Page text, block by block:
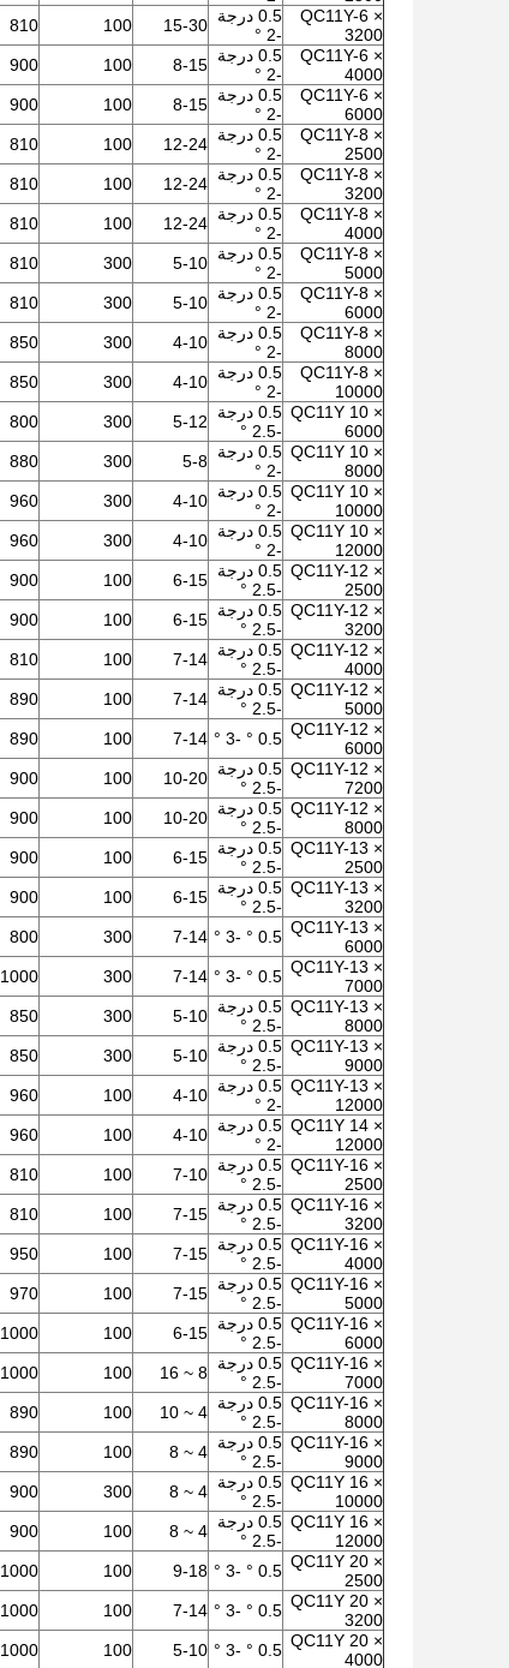
QC11Y-6 ×
3200
0.5 درجة
-2 °
15-30
100
810
QC11Y-6 ×
4000
0.5 درجة
-2 °
8-15
100
900
QC11Y-6 ×
6000
0.5 درجة
-2 °
8-15
100
900
QC11Y-8 ×
2500
0.5 درجة
-2 °
12-24
100
810
QC11Y-8 ×
3200
0.5 درجة
-2 °
12-24
100
810
QC11Y-8 ×
4000
0.5 درجة
-2 °
12-24
100
810
QC11Y-8 ×
5000
0.5 درجة
-2 °
5-10
300
810
QC11Y-8 ×
6000
0.5 درجة
-2 °
5-10
300
810
QC11Y-8 ×
8000
0.5 درجة
-2 °
4-10
300
850
QC11Y-8 ×
10000
0.5 درجة
-2 °
4-10
300
850
QC11Y 10 ×
6000
0.5 درجة
-2.5 °
5-12
300
800
QC11Y 10 ×
8000
0.5 درجة
-2 °
5-8
300
880
QC11Y 10 ×
10000
0.5 درجة
-2 °
4-10
300
960
QC11Y 10 ×
12000
0.5 درجة
-2 °
4-10
300
960
QC11Y-12 ×
2500
0.5 درجة
-2.5 °
6-15
100
900
QC11Y-12 ×
3200
0.5 درجة
-2.5 °
6-15
100
900
QC11Y-12 ×
4000
0.5 درجة
-2.5 °
7-14
100
810
QC11Y-12 ×
5000
0.5 درجة
-2.5 °
7-14
100
890
QC11Y-12 ×
6000
0.5 ° -3 °
7-14
100
890
QC11Y-12 ×
7200
0.5 درجة
-2.5 °
10-20
100
900
QC11Y-12 ×
8000
0.5 درجة
-2.5 °
10-20
100
900
QC11Y-13 ×
2500
0.5 درجة
-2.5 °
6-15
100
900
QC11Y-13 ×
3200
0.5 درجة
-2.5 °
6-15
100
900
QC11Y-13 ×
6000
0.5 ° -3 °
7-14
300
800
QC11Y-13 ×
7000
0.5 ° -3 °
7-14
300
1000
QC11Y-13 ×
8000
0.5 درجة
-2.5 °
5-10
300
850
QC11Y-13 ×
9000
0.5 درجة
-2.5 °
5-10
300
850
QC11Y-13 ×
12000
0.5 درجة
-2 °
4-10
100
960
QC11Y 14 ×
12000
0.5 درجة
-2 °
4-10
100
960
QC11Y-16 ×
2500
0.5 درجة
-2.5 °
7-10
100
810
QC11Y-16 ×
3200
0.5 درجة
-2.5 °
7-15
100
810
QC11Y-16 ×
4000
0.5 درجة
-2.5 °
7-15
100
950
QC11Y-16 ×
5000
0.5 درجة
-2.5 °
7-15
100
970
QC11Y-16 ×
6000
0.5 درجة
-2.5 °
6-15
100
1000
QC11Y-16 ×
7000
0.5 درجة
-2.5 °
8 ~ 16
100
1000
QC11Y-16 ×
8000
0.5 درجة
-2.5 °
4 ~ 10
100
890
QC11Y-16 ×
9000
0.5 درجة
-2.5 °
4 ~ 8
100
890
QC11Y 16 ×
10000
0.5 درجة
-2.5 °
4 ~ 8
300
900
QC11Y 16 ×
12000
0.5 درجة
-2.5 °
4 ~ 8
100
900
QC11Y 20 ×
2500
0.5 ° -3 °
9-18
100
1000
QC11Y 20 ×
3200
0.5 ° -3 °
7-14
100
1000
QC11Y 20 ×
4000
0.5 ° -3 °
5-10
100
1000